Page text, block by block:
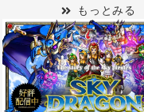
もっとみる